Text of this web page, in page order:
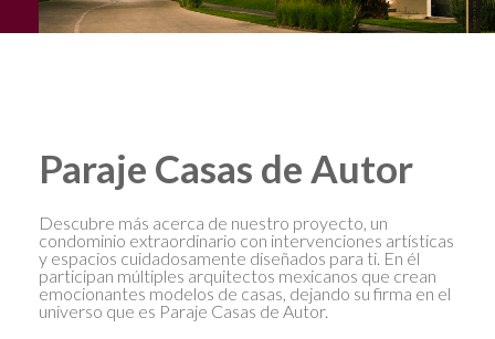
Paraje Casas de Autor
Descubre más acerca de nuestro proyecto, un
condominio extraordinario con intervenciones artísticas
y espacios cuidadosamente diseñados para ti. En él
participan múltiples arquitectos mexicanos que crean
emocionantes modelos de casas, dejando su firma en el
universo que es Paraje Casas de Autor.